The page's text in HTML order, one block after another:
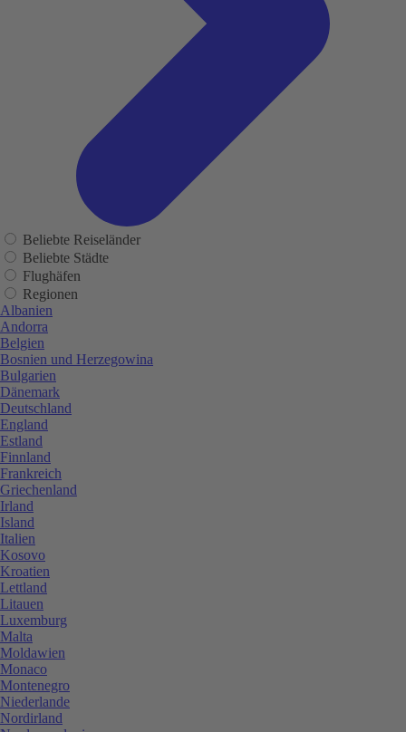
Beliebte Reiseländer
Beliebte Städte
Flughäfen
Regionen
Albanien
Andorra
Belgien
Bosnien und Herzegowina
Bulgarien
Dänemark
Deutschland
England
Estland
Finnland
Frankreich
Griechenland
Irland
Island
Italien
Kosovo
Kroatien
Lettland
Litauen
Luxemburg
Malta
Moldawien
Monaco
Montenegro
Niederlande
Nordirland